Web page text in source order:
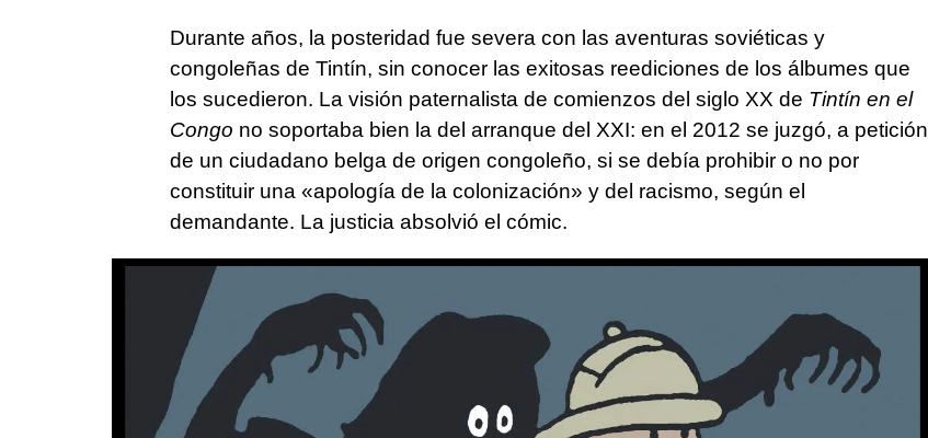
Durante años, la posteridad fue severa con las aventuras soviéticas y
congoleñas de Tintín, sin conocer las exitosas reediciones de los álbumes que
los sucedieron. La visión paternalista de comienzos del siglo XX de Tintín en el
Congo no soportaba bien la del arranque del XXI: en el 2012 se juzgó, a petición
de un ciudadano belga de origen congoleño, si se debía prohibir o no por
constituir una «apología de la colonización» y del racismo, según el
demandante. La justicia absolvió el cómic.